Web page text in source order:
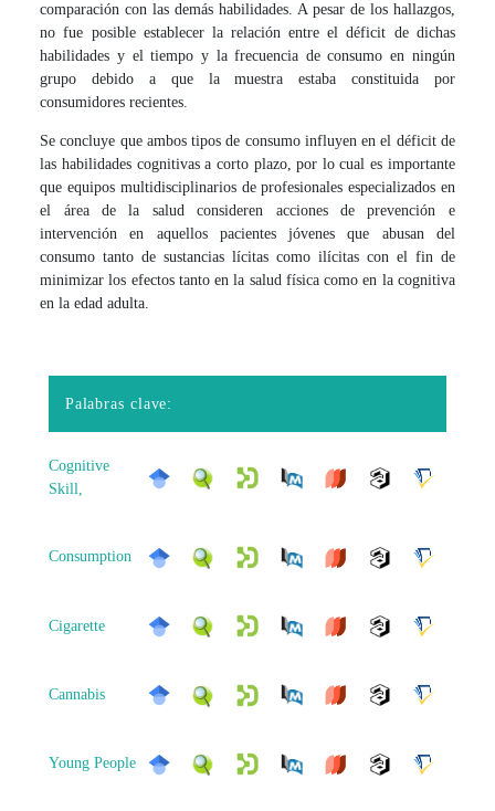
comparación con las demás habilidades. A pesar de los hallazgos,
no fue posible establecer la relación entre el déficit de dichas
habilidades y el tiempo y la frecuencia de consumo en ningún
grupo debido a que la muestra estaba constituida por
consumidores recientes.
Se concluye que ambos tipos de consumo influyen en el déficit de
las habilidades cognitivas a corto plazo, por lo cual es importante
que equipos multidisciplinarios de profesionales especializados en
el área de la salud consideren acciones de prevención e
intervención en aquellos pacientes jóvenes que abusan del
consumo tanto de sustancias lícitas como ilícitas con el fin de
minimizar los efectos tanto en la salud física como en la cognitiva
en la edad adulta.
Palabras clave:
Cognitive
Skill,
Consumption
Cigarette
Cannabis
Young People